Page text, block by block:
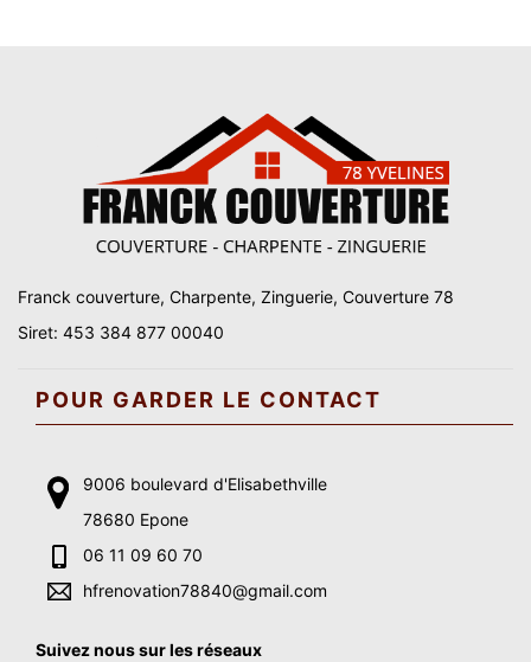
Franck couverture, Charpente, Zinguerie, Couverture 78
Siret: 453 384 877 00040
POUR GARDER LE CONTACT
9006 boulevard d'Elisabethville
78680 Epone
06 11 09 60 70
hfrenovation78840@gmail.com
Suivez nous sur les réseaux